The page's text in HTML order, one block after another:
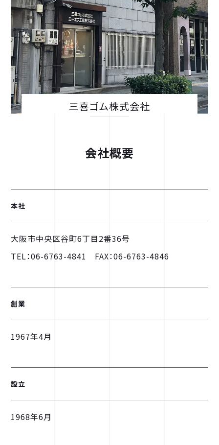
三喜ゴム株式会社
会社概要
本社
大阪市中央区谷町6丁目2番36号
TEL：06-6763-4841 FAX：06-6763-4846
創業
1967年4月
設立
1968年6月